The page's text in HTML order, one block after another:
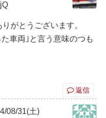
がとうございます。
車両｣と言う意味のつも
返信
08/31(土)